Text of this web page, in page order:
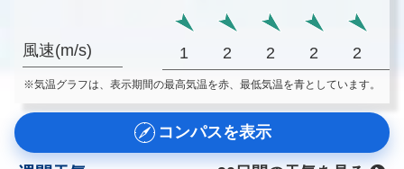
風速(m/s) 1 2 2 2 2
※気温グラフは、表示期間の最高気温を赤、最低気温を青としています。
コンパスを表示